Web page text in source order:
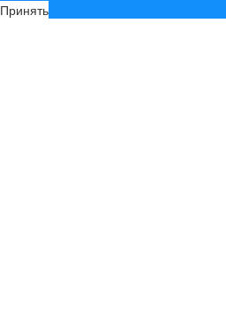
Принять